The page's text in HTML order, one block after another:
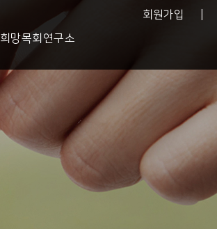
희망목회연구소
회원가입